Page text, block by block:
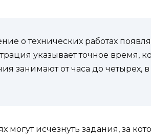
о технических работах
указывает точное время,
занимают от часа до четырех,
могут исчезнуть задания, за